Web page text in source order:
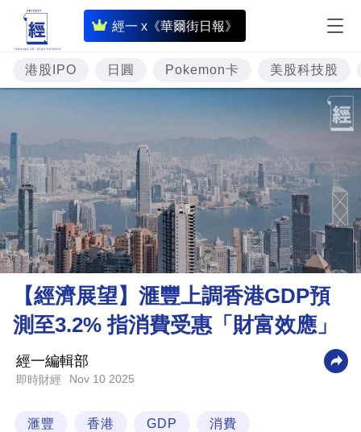
經一 x《華爾街日報》
即
時
財
經
投
資
樓
市
理
財
商
科
港股IPO 日圓 Pokemon卡 美股科技股
【經濟展望】滙豐上調香港GDP預
測至3.2% 指消費受惠「財富效應」
經一編輯部
即時財經 Nov 10 2025
滙豐 香港 GDP 消費